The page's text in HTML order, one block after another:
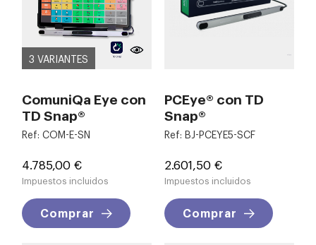
3 VARIANTES
ComuniQa Eye con
TD Snap®
Ref: COM-E-SN
Precio
4.785,00 €
Impuestos incluidos
Comprar
PCEye® con TD
Snap®
Ref: BJ-PCEYE5-SCF
Precio
2.601,50 €
Impuestos incluidos
Comprar